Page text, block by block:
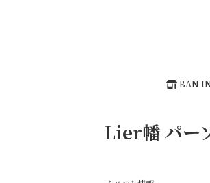
BAN
Lier幡 パー